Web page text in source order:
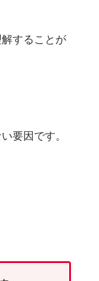
することが
要因です。